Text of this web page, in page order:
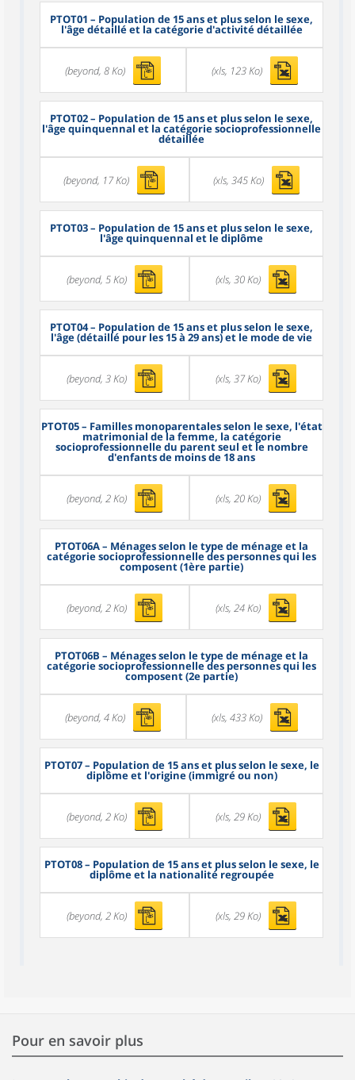
PTOT01 – Population de 15 ans et plus selon le sexe,
l'âge détaillé et la catégorie d'activité détaillée
(beyond, 8 Ko) (xls, 123 Ko)
PTOT02– Population de 15 ans et plus selon le sexe,
l'âge quinquennal et la catégorie socioprofessionnelle
détaillée
(beyond, 17 Ko) (xls, 345 Ko)
PTOT03– Population de 15 ans et plus selon le sexe,
l'âge quinquennal et le diplôme
(beyond, 5 Ko) (xls, 30 Ko)
PTOT04– Population de 15 ans et plus selon le sexe,
l'âge (détaillé pour les 15 à 29 ans) et le mode de vie
(beyond, 3 Ko) (xls, 37 Ko)
PTOT05– Familles monoparentales selon le sexe, l'état
matrimonial de la femme, la catégorie
socioprofessionnelle du parent seul et le nombre
d'enfants de moins de 18 ans
(beyond, 2 Ko) (xls, 20 Ko)
PTOT06A– Ménages selon le type de ménage et la
catégorie socioprofessionnelle des personnes qui les
composent (1ère partie)
(beyond, 2 Ko) (xls, 24 Ko)
PTOT06B – Ménages selon le type de ménage et la
catégorie socioprofessionnelle des personnes qui les
composent (2e partie)
(beyond, 4 Ko) (xls, 433 Ko)
PTOT07– Population de 15 ans et plus selon le sexe, le
diplôme et l'origine (immigré ou non)
(beyond, 2 Ko) (xls, 29 Ko)
PTOT08– Population de 15 ans et plus selon le sexe, le
diplôme et la nationalité regroupée
(beyond, 2 Ko) (xls, 29 Ko)
Pour en savoir plus